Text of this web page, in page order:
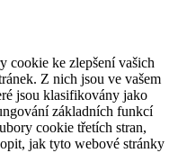
cookie ke zlepšení vašich
Z nich jsou ve vašem
jsou klasifikovány jako
základních funkcí
cookie třetích stran,
jak tyto webové stránky